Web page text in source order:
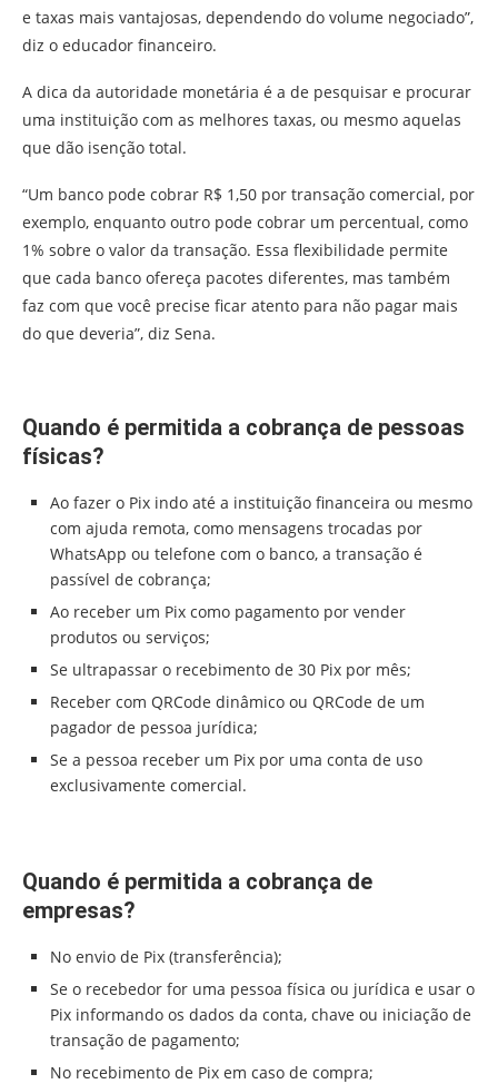
e taxas mais vantajosas, dependendo do volume negociado”,
diz o educador financeiro.
A dica da autoridade monetária é a de pesquisar e procurar
uma instituição com as melhores taxas, ou mesmo aquelas
que dão isenção total.
“Um banco pode cobrar R$ 1,50 por transação comercial, por
exemplo, enquanto outro pode cobrar um percentual, como
1% sobre o valor da transação. Essa flexibilidade permite
que cada banco ofereça pacotes diferentes, mas também
faz com que você precise ficar atento para não pagar mais
do que deveria”, diz Sena.
Quando é permitida a cobrança de pessoas
físicas?
Ao fazer o Pix indo até a instituição financeira ou mesmo
com ajuda remota, como mensagens trocadas por
WhatsApp ou telefone com o banco, a transação é
passível de cobrança;
Ao receber um Pix como pagamento por vender
produtos ou serviços;
Se ultrapassar o recebimento de 30 Pix por mês;
Receber com QRCode dinâmico ou QRCode de um
pagador de pessoa jurídica;
Se a pessoa receber um Pix por uma conta de uso
exclusivamente comercial.
Quando é permitida a cobrança de
empresas?
No envio de Pix (transferência);
Se o recebedor for uma pessoa física ou jurídica e usar o
Pix informando os dados da conta, chave ou iniciação de
transação de pagamento;
No recebimento de Pix em caso de compra;